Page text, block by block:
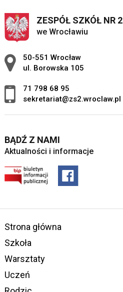
ZESPÓŁ SZKÓŁ NR 2
we Wrocławiu
Adres pocztowy:
50-551 Wrocław
ul. Borowska 105
71 798 68 95
sekretariat@zs2.wroclaw.pl
BĄDŹ Z NAMI
Aktualności i informacje
Strona główna
Szkoła
Warsztaty
Uczeń